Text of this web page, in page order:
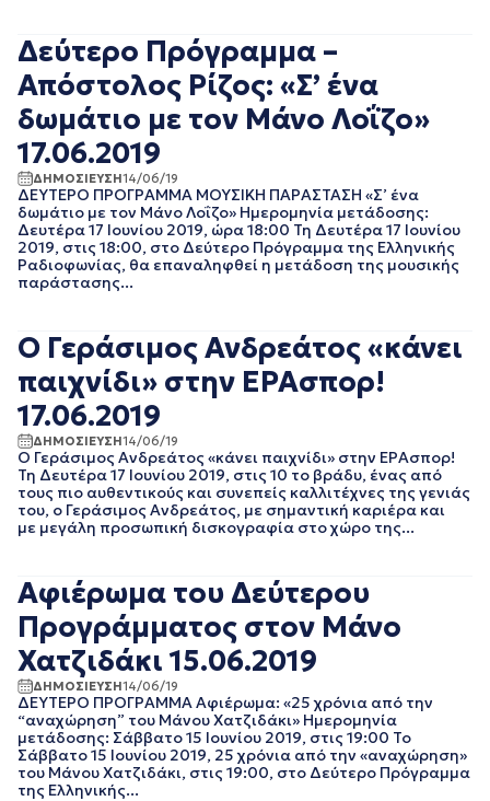
ΣΕΠΤΕΜΒΡΙΟΣ 2021
ΑΥΓΟΥΣΤΟΣ 2021
ΙΟΥΛΙΟΣ 2021
ΙΟΥΝΙΟΣ 2021
ΜΑΙΟΣ 2021
ΦΕΒΡΟΥΑΡΙΟΣ 2021
ΙΑΝΟΥΑΡΙΟΣ 2021
ΔΕΚΕΜΒΡΙΟΣ 2020
ΝΟΕΜΒΡΙΟΣ 2020
ΑΥΓΟΥΣΤΟΣ 2020
ΙΟΥΛΙΟΣ 2020
ΙΟΥΝΙΟΣ 2020
ΜΑΡΤΙΟΣ 2020
ΦΕΒΡΟΥΑΡΙΟΣ 2020
ΙΑΝΟΥΑΡΙΟΣ 2020
ΔΕΚΕΜΒΡΙΟΣ 2019
ΣΕΠΤΕΜΒΡΙΟΣ 2019
ΙΟΥΛΙΟΣ 2019
ΙΟΥΝΙΟΣ 2019
ΑΠΡΙΛΙΟΣ 2019
ΜΑΡΤΙΟΣ 2019
ΦΕΒΡΟΥΑΡΙΟΣ 2019
ΙΑΝΟΥΑΡΙΟΣ 2019
Δεύτερο Πρόγραμμα –
Απόστολος Ρίζος: «Σ’ ένα
δωμάτιο με τον Μάνο Λοΐζο»
17.06.2019
ΔΗΜΟΣΙΕΥΣΗ14/06/19
ΔΕΥΤΕΡΟ ΠΡΟΓΡΑΜΜΑ ΜΟΥΣΙΚΗ ΠΑΡΑΣΤΑΣΗ «Σ’ ένα
δωμάτιο με τον Μάνο Λοΐζο» Ημερομηνία μετάδοσης:
Δευτέρα 17 Ιουνίου 2019, ώρα 18:00 Τη Δευτέρα 17 Ιουνίου
2019, στις 18:00, στο Δεύτερο Πρόγραμμα της Ελληνικής
Ραδιοφωνίας, θα επαναληφθεί η μετάδοση της μουσικής
παράστασης...
O Γεράσιμος Ανδρεάτος «κάνει
παιχνίδι» στην ΕΡΑσπορ!
17.06.2019
ΔΗΜΟΣΙΕΥΣΗ14/06/19
O Γεράσιμος Ανδρεάτος «κάνει παιχνίδι» στην ΕΡΑσπορ!
Τη Δευτέρα 17 Ιουνίου 2019, στις 10 το βράδυ, ένας από
τους πιο αυθεντικούς και συνεπείς καλλιτέχνες της γενιάς
του, ο Γεράσιμος Ανδρεάτος, με σημαντική καριέρα και
με μεγάλη προσωπική δισκογραφία στο χώρο της...
Αφιέρωμα του Δεύτερου
Προγράμματος στον Μάνο
Χατζιδάκι 15.06.2019
ΔΗΜΟΣΙΕΥΣΗ14/06/19
ΔΕΥΤΕΡΟ ΠΡΟΓΡΑΜΜΑ Αφιέρωμα: «25 χρόνια από την
“αναχώρηση” του Μάνου Χατζιδάκι» Ημερομηνία
μετάδοσης: Σάββατο 15 Ιουνίου 2019, στις 19:00 Το
Σάββατο 15 Ιουνίου 2019, 25 χρόνια από την «αναχώρηση»
του Μάνου Χατζιδάκι, στις 19:00, στο Δεύτερο Πρόγραμμα
της Ελληνικής...